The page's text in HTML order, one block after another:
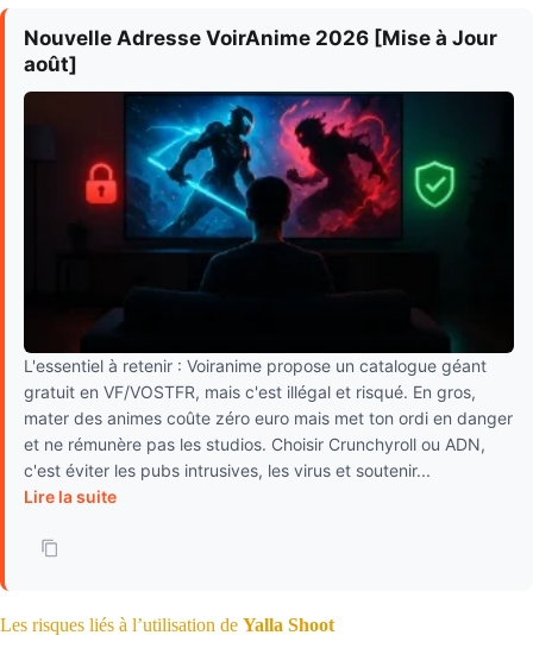
Nouvelle Adresse VoirAnime 2026 [Mise à Jour
août]
L'essentiel à retenir : Voiranime propose un catalogue géant
gratuit en VF/VOSTFR, mais c'est illégal et risqué. En gros,
mater des animes coûte zéro euro mais met ton ordi en danger
et ne rémunère pas les studios. Choisir Crunchyroll ou ADN,
c'est éviter les pubs intrusives, les virus et soutenir...
Lire la suite
Les risques liés à l’utilisation de Yalla Shoot